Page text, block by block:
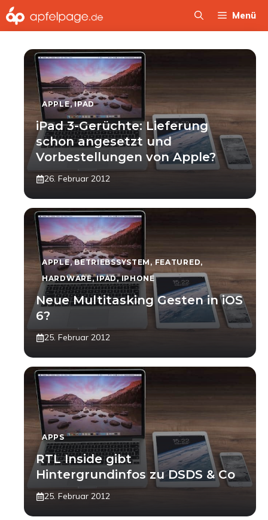
Zum
Inhalt
Menü
APPLE,IPAD
iPad 3-Gerüchte: Lieferung
schon angesetzt und
Vorbestellungen von Apple?
26. Februar 2012
APPLE,BETRIEBSSYSTEM,FEATURED,
HARDWARE,IPAD,IPHONE
Neue Multitasking Gesten in iOS
6?
25. Februar 2012
APPS
RTL Inside gibt
Hintergrundinfos zu DSDS & Co
25. Februar 2012